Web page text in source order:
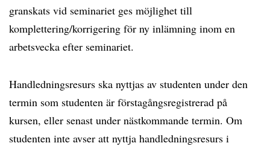
granskats vid seminariet ges möjlighet till
komplettering/korrigering för ny inlämning inom en
arbetsvecka efter seminariet.
Handledningsresurs ska nyttjas av studenten under den
termin som studenten är förstagångsregistrerad på
kursen, eller senast under nästkommande termin. Om
studenten inte avser att nyttja handledningsresurs i